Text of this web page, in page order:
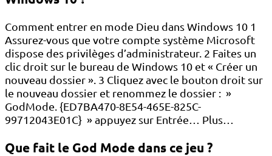
Comment entrer en mode Dieu dans Windows 10 1
Assurez-vous que votre compte système Microsoft
dispose des privilèges d’administrateur. 2 Faites un
clic droit sur le bureau de Windows 10 et « Créer un
nouveau dossier ». 3 Cliquez avec le bouton droit sur
le nouveau dossier et renommez le dossier : »
GodMode. {ED7BA470-8E54-465E-825C-
99712043E01C} » appuyez sur Entrée… Plus…
Que fait le God Mode dans ce jeu ?